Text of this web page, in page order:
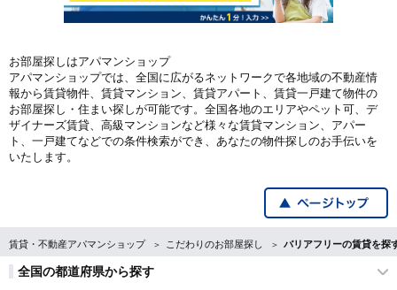
お部屋探しはアパマンショップ
アパマンショップでは、全国に広がるネットワークで各地域の不動産情
報から賃貸物件、賃貸マンション、賃貸アパート、賃貸一戸建て物件の
お部屋探し・住まい探しが可能です。全国各地のエリアやペット可、デ
ザイナーズ賃貸、高級マンションなど様々な賃貸マンション、アパー
ト、一戸建てなどでの条件検索ができ、あなたの物件探しのお手伝いを
いたします。
賃貸・不動産アパマンショップ こだわりのお部屋探し バリアフリーの賃貸を探
全国の都道府県から探す